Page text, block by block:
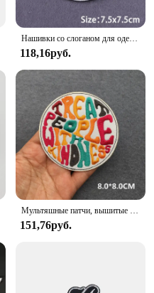
Нашивки со слоганом для одежды, нашивки для камеры на одежду, забавные термоклейкие нашивки «сделай сам», вышитые нашивки для одежды, полосатые палочки
118,16руб.
Мультяшные патчи, вышитые термоклейкие патчи для одежды, горный водный пейзаж, швейные наклейки, Значки для одежды, сделай сам
151,76руб.